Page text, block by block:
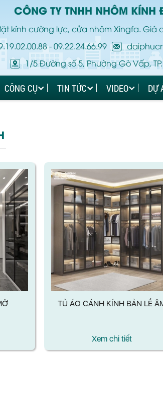
CÔNG TY TNHH NHÔM KÍNH
kính cường lực, cửa nhôm Xingfa.
-09.22.24.66.99
1/5 Đường số 5, Phường Gò Vấp,
CÔNG CỤ TIN TỨC VIDEO DỰ
TỦ ÁO CÁNH KÍNH BẢN LỀ
Xem chi tiết